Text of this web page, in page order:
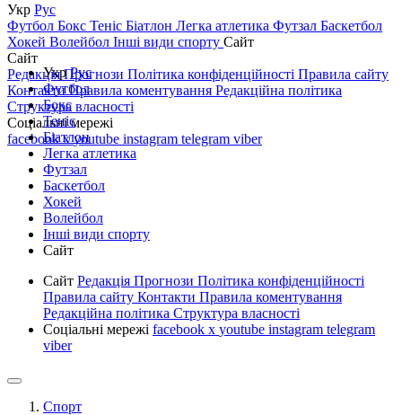
Укр Рус
Футбол Бокс Теніс Біатлон Легка атлетика Футзал Баскетбол
Хокей Волейбол Інші види спорту Сайт
Сайт
РедакціяПрогнози Політика конфіденційності Правила сайту
КонтактиПравила коментування Редакційна політика
Структура власності
Соціальні мережі
facebookxyoutube instagram telegram viber
УкрРус
Футбол
Бокс
Теніс
Біатлон
Легка атлетика
Футзал
Баскетбол
Хокей
Волейбол
Інші види спорту
Сайт
Сайт Редакція Прогнози Політика конфіденційності
Правила сайту Контакти Правила коментування
Редакційна політика Структура власності
Соціальні мережі facebook x youtube instagram telegram
viber
Спорт